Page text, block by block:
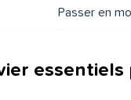
Passer en
essentiels